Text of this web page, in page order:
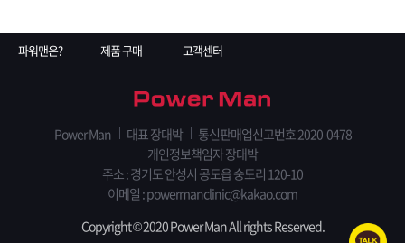
파워맨은? 제품 구매 고객센터
Power Man 대표 장대박
통신판매업신고번호 2020-0478
개인정보책임자 장대박
주소 : 경기도 안성시 공도읍 숭도리 120-10
이메일 : powermanclinic@kakao.com
Copyright © 2020 Power Man All rights Reserved.